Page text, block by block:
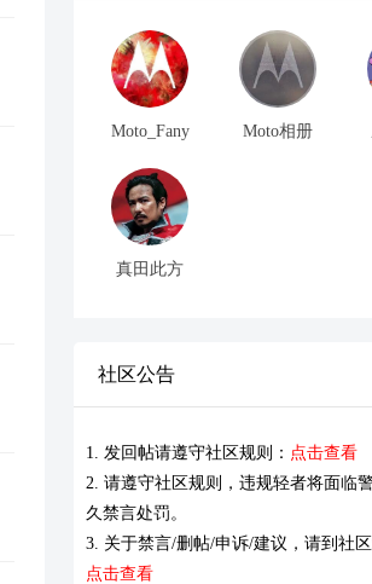
Moto_Fany Moto相册
真田此方
社区公告
1. 发回帖请遵守社区规则： 点击查看
2. 请遵守社区规则，违规轻者将面临
久禁言处罚。
3. 关于禁言/删帖/申诉/建议，请到社
点击查看